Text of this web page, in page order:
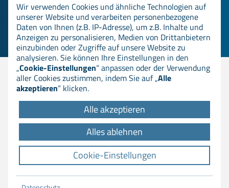
+49 6151 8000-0
© MTG AG
DOWNLOADS
AGB
IMPRESSUM
Wir verwenden Cookies und ähnliche Technologien auf
unserer Website und verarbeiten personenbezogene
Daten von Ihnen (z.B. IP-Adresse), um z.B. Inhalte und
Anzeigen zu personalisieren, Medien von Drittanbietern
einzubinden oder Zugriffe auf unsere Website zu
analysieren. Sie können Ihre Einstellungen in den
„Cookie-Einstellungen“ anpassen oder der Verwendung
aller Cookies zustimmen, indem Sie auf „Alle
akzeptieren“ klicken.
Alle akzeptieren
Alles ablehnen
Cookie-Einstellungen